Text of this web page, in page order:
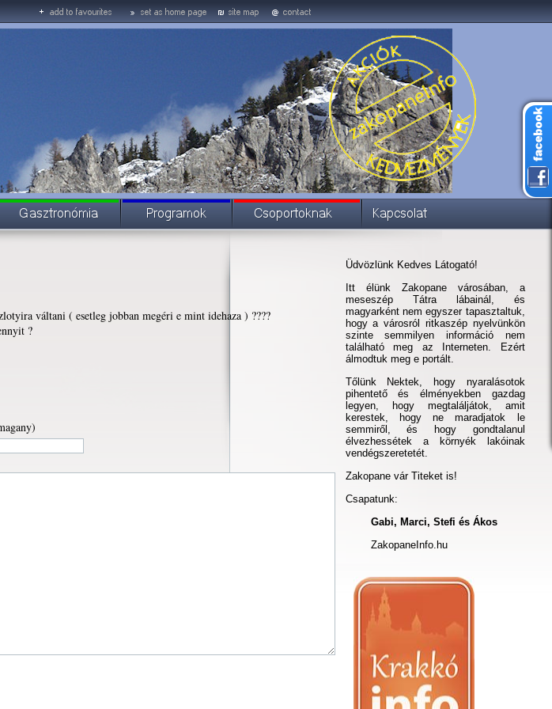
váltani ( esetleg jobban megéri e mint idehaza ) ????
?
Üdvözlünk Kedves Látogató!
Itt élünk Zakopane városában, a
meseszép Tátra lábainál, és
magyarként nem egyszer tapasztaltuk,
hogy a városról ritkaszép nyelvünkön
szinte semmilyen információ nem
található meg az Interneten. Ezért
álmodtuk meg e portált.
Tőlünk Nektek, hogy nyaralásotok
pihentető és élményekben gazdag
legyen, hogy megtaláljátok, amit
kerestek, hogy ne maradjatok le
semmiről, és hogy gondtalanul
élvezhessétek a környék lakóinak
vendégszeretetét.
Zakopane vár Titeket is!
Csapatunk:
Gabi, Marci, Stefi és Ákos
ZakopaneInfo.hu